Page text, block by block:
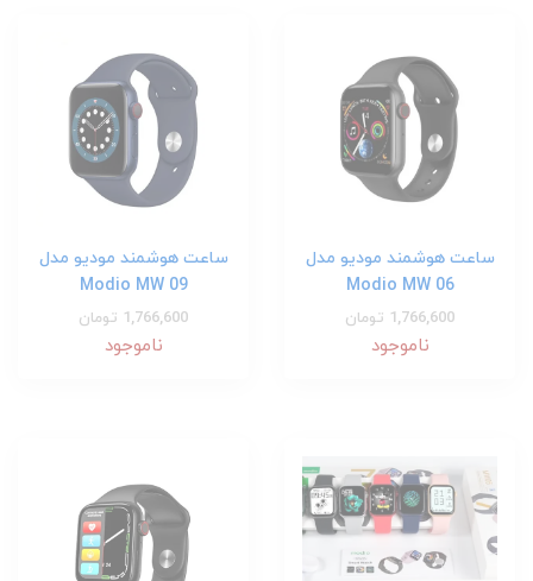
ساعت هوشمند مودیو مدل
Modio MW 06
1,766,600 تومان
ناموجود
ساعت هوشمند مودیو مدل
Modio MW 09
1,766,600 تومان
ناموجود